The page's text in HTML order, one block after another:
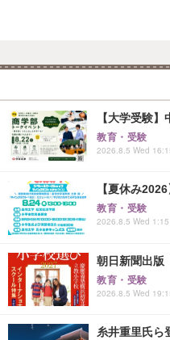
【大学受験
教育・受験
2026.8.5 Wed
【夏休み
教育・受験
2026.8.5 Wed 1:15
朝日新聞出版
教育・受験
2026.8.5 Wed
糸井重里氏ら